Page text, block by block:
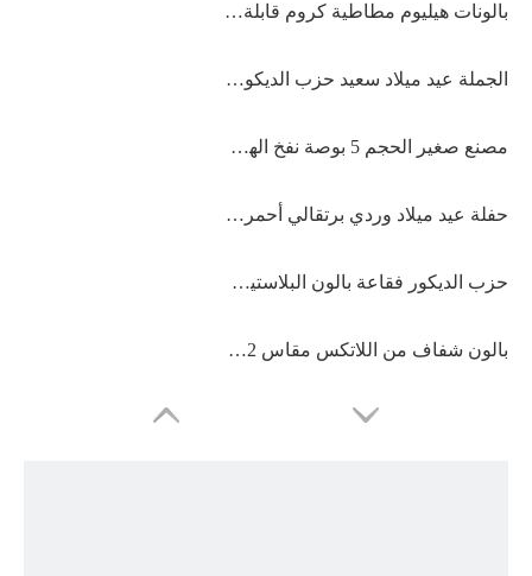
بالونات هيليوم مطاطية كروم قابلة للنفخ 12 بوصة 3.2 جرام لتزيين الحفلات من الكروم
الجملة عيد ميلاد سعيد حزب الديكور ماتي اللون اللاتكس القابلة للتحلل الحيوي بالون الهيليوم
مصنع صغير الحجم 5 بوصة نفخ الهواء مصغرة 5 بوصة طويلة الرقبة بالون اللاتكس
حفلة عيد ميلاد وردي برتقالي أحمر فضي دائري كبير 36 بوصة بالونات كبيرة 36 ​​بوصة
حزب الديكور فقاعة بالون البلاستيكية واضحة شفافة جولة أدى ضوء بوبو بالون
بالون شفاف من اللاتكس مقاس 12 بوصة محشو بالترتر الذهبي